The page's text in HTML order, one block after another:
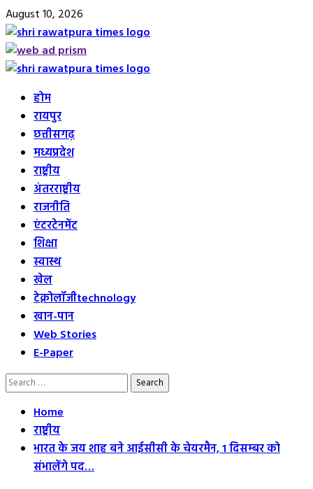
Skip
to
content
August 10, 2026
Primary
होम
रायपुर
छत्तीसगढ़
मध्यप्रदेश
राष्ट्रीय
अंतरराष्ट्रीय
राजनीति
एंटरटेनमेंट
शिक्षा
स्वास्थ
खेल
टेक्नोलॉजीtechnology
खान-पान
Web Stories
E-Paper
Search
Home
राष्ट्रीय
भारत के जय शाह बने आईसीसी के चेयरमैन, 1 दिसम्बर को
संभालेंगे पद…